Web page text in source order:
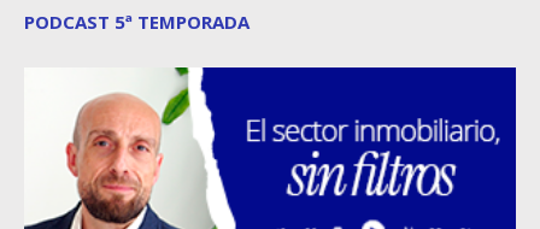
PODCAST 5ª TEMPORADA